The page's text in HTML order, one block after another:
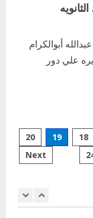
أبوالكرام
علي دور
18
19
20
Next
الإداري
التنسيقي
بمحلية مدني
يشهد تكريم